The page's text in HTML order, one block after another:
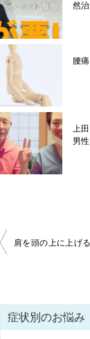
然
腰
上
男
投
ビ
ゲ
症状別のお悩み